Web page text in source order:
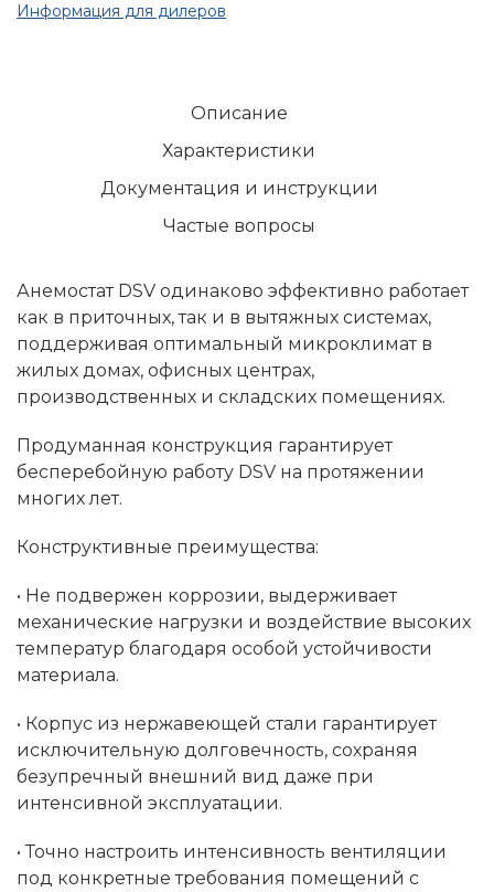
Информация для дилеров
Описание
Характеристики
Документация и инструкции
Частые вопросы
Анемостат DSV одинаково эффективно работает
как в приточных, так и в вытяжных системах,
поддерживая оптимальный микроклимат в
жилых домах, офисных центрах,
производственных и складских помещениях.
Продуманная конструкция гарантирует
бесперебойную работу DSV на протяжении
многих лет.
Конструктивные преимущества:
• Не подвержен коррозии, выдерживает
механические нагрузки и воздействие высоких
температур благодаря особой устойчивости
материала.
• Корпус из нержавеющей стали гарантирует
исключительную долговечность, сохраняя
безупречный внешний вид даже при
интенсивной эксплуатации.
• Точно настроить интенсивность вентиляции
под конкретные требования помещений с